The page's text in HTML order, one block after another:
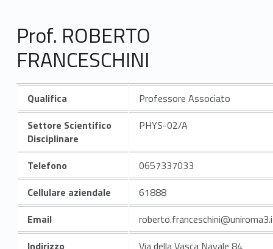
Prof. ROBERTO
FRANCESCHINI
Qualifica
Professore Associato
Settore Scientifico
Disciplinare
PHYS-02/A
Telefono
0657337033
Cellulare aziendale
61888
Email
Indirizzo
Via della Vasca Navale 84